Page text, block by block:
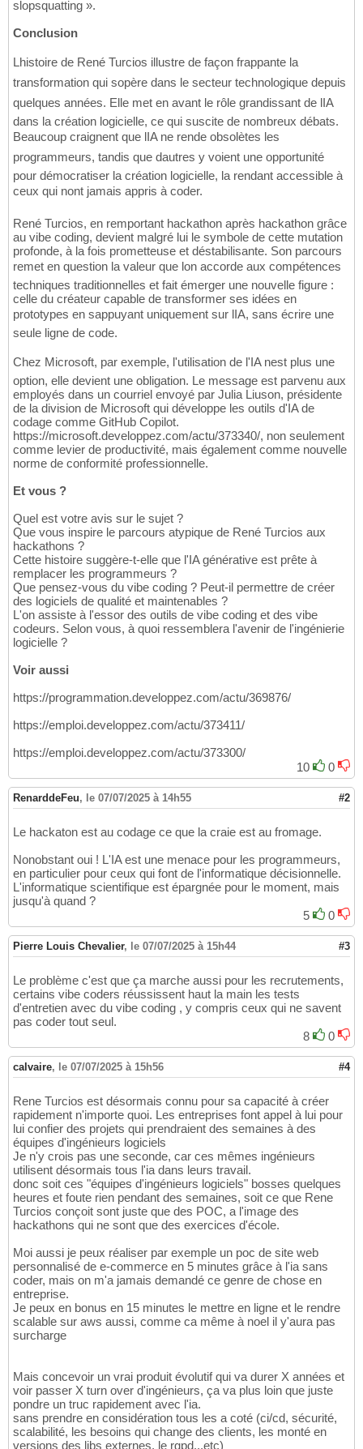
slopsquatting ».
Conclusion
Lhistoire de René Turcios illustre de façon frappante la
transformation qui sopère dans le secteur technologique depuis
quelques années. Elle met en avant le rôle grandissant de lIA
dans la création logicielle, ce qui suscite de nombreux débats.
Beaucoup craignent que lIA ne rende obsolètes les
programmeurs, tandis que dautres y voient une opportunité
pour démocratiser la création logicielle, la rendant accessible à
ceux qui nont jamais appris à coder.
René Turcios, en remportant hackathon après hackathon grâce
au vibe coding, devient malgré lui le symbole de cette mutation
profonde, à la fois prometteuse et déstabilisante. Son parcours
remet en question la valeur que lon accorde aux compétences
techniques traditionnelles et fait émerger une nouvelle figure :
celle du créateur capable de transformer ses idées en
prototypes en sappuyant uniquement sur lIA, sans écrire une
seule ligne de code.
Chez Microsoft, par exemple, l'utilisation de l'IA nest plus une
option, elle devient une obligation. Le message est parvenu aux
employés dans un courriel envoyé par Julia Liuson, présidente
de la division de Microsoft qui développe les outils d'IA de
codage comme GitHub Copilot.
https://microsoft.developpez.com/actu/373340/, non seulement
comme levier de productivité, mais également comme nouvelle
norme de conformité professionnelle.
Et vous ?
Quel est votre avis sur le sujet ?
Que vous inspire le parcours atypique de René Turcios aux
hackathons ?
Cette histoire suggère-t-elle que l'IA générative est prête à
remplacer les programmeurs ?
Que pensez-vous du vibe coding ? Peut-il permettre de créer
des logiciels de qualité et maintenables ?
L'on assiste à l'essor des outils de vibe coding et des vibe
codeurs. Selon vous, à quoi ressemblera l'avenir de l'ingénierie
logicielle ?
Voir aussi
https://programmation.developpez.com/actu/369876/
https://emploi.developpez.com/actu/373411/
https://emploi.developpez.com/actu/373300/
10
0
RenarddeFeu, le 07/07/2025 à 14h55 #2
Le hackaton est au codage ce que la craie est au fromage.
Nonobstant oui ! L'IA est une menace pour les programmeurs,
en particulier pour ceux qui font de l'informatique décisionnelle.
L'informatique scientifique est épargnée pour le moment, mais
jusqu'à quand ?
5
0
Pierre Louis Chevalier, le 07/07/2025 à 15h44 #3
Le problème c'est que ça marche aussi pour les recrutements,
certains vibe coders réussissent haut la main les tests
d'entretien avec du vibe coding , y compris ceux qui ne savent
pas coder tout seul.
8
0
calvaire, le 07/07/2025 à 15h56 #4
Rene Turcios est désormais connu pour sa capacité à créer
rapidement n'importe quoi. Les entreprises font appel à lui pour
lui confier des projets qui prendraient des semaines à des
équipes d'ingénieurs logiciels
Je n'y crois pas une seconde, car ces mêmes ingénieurs
utilisent désormais tous l'ia dans leurs travail.
donc soit ces "équipes d'ingénieurs logiciels" bosses quelques
heures et foute rien pendant des semaines, soit ce que Rene
Turcios conçoit sont juste que des POC, a l'image des
hackathons qui ne sont que des exercices d'école.
Moi aussi je peux réaliser par exemple un poc de site web
personnalisé de e-commerce en 5 minutes grâce à l'ia sans
coder, mais on m'a jamais demandé ce genre de chose en
entreprise.
Je peux en bonus en 15 minutes le mettre en ligne et le rendre
scalable sur aws aussi, comme ca même à noel il y'aura pas
surcharge
Mais concevoir un vrai produit évolutif qui va durer X années et
voir passer X turn over d'ingénieurs, ça va plus loin que juste
pondre un truc rapidement avec l'ia.
sans prendre en considération tous les a coté (ci/cd, sécurité,
scalabilité, les besoins qui change des clients, les monté en
versions des libs externes, le rgpd...etc)